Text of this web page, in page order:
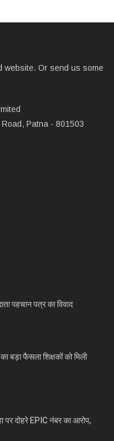
website. Or send us some
Patna - 801503
पहचान पत्र का विवाद
बड़ा फैसला शिक्षकों को मिली
पर दोहरे EPIC नंबर का आरोप,